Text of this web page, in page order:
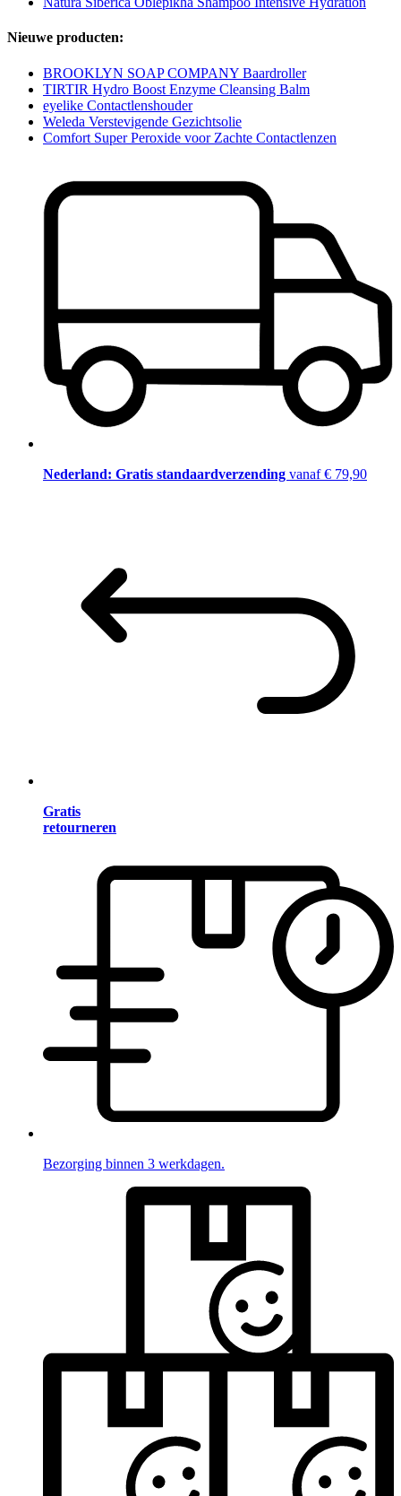
Nieuwe producten:
BROOKLYN SOAP COMPANY Baardroller
TIRTIR Hydro Boost Enzyme Cleansing Balm
eyelike Contactlenshouder
Weleda Verstevigende Gezichtsolie
Comfort Super Peroxide voor Zachte Contactlenzen
Nederland: Gratis standaardverzending vanaf € 79,90
Gratis
retourneren
Bezorging binnen 3 werkdagen.